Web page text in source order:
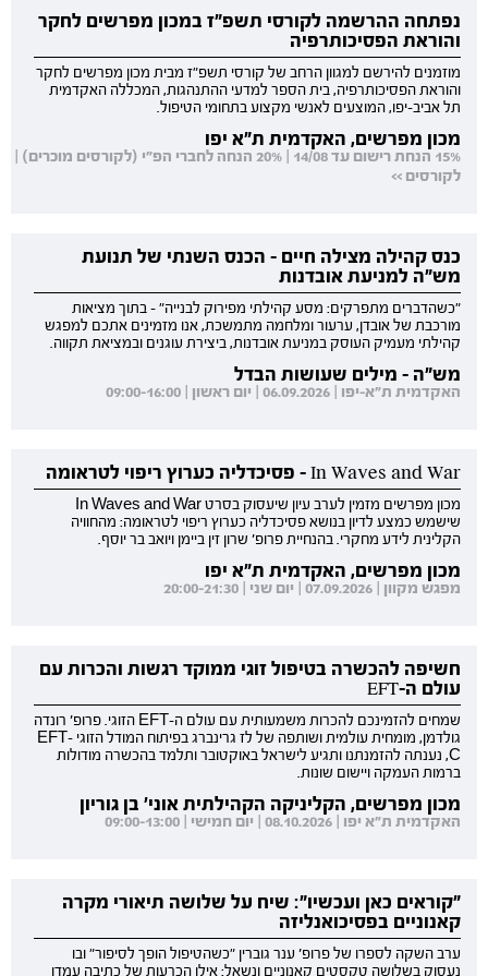
נפתחה ההרשמה לקורסי תשפ"ז במכון מפרשים לחקר
והוראת הפסיכותרפיה
מוזמנים להירשם למגוון הרחב של קורסי תשפ"ז מבית מכון מפרשים לחקר
והוראת הפסיכותרפיה, בית הספר למדעי ההתנהגות, המכללה האקדמית
תל אביב-יפו, המוצעים לאנשי מקצוע בתחומי הטיפול.
מכון מפרשים, האקדמית ת"א יפו
15% הנחת רישום עד 14/08 | 20% הנחה לחברי הפ"י (לקורסים מוכרים) |
לקורסים >>
כנס קהילה מצילה חיים - הכנס השנתי של תנועת
מש"ה למניעת אובדנות
"כשהדברים מתפרקים: מסע קהילתי מפירוק לבנייה" - בתוך מציאות
מורכבת של אובדן, ערעור ומלחמה מתמשכת, אנו מזמינים אתכם למפגש
קהילתי מעמיק העוסק במניעת אובדנות, ביצירת עוגנים ובמציאת תקווה.
מש"ה - מילים שעושות הבדל
האקדמית ת"א-יפו | 06.09.2026 | יום ראשון | 09:00-16:00
In Waves and War - פסיכדליה כערוץ ריפוי לטראומה
מכון מפרשים מזמין לערב עיון שיעסוק בסרט In Waves and War
שישמש כמצע לדיון בנושא פסיכדליה כערוץ ריפוי לטראומה: מהחוויה
הקלינית לידע מחקרי. בהנחיית פרופ' שרון זין ביימן ויואב בר יוסף.
מכון מפרשים, האקדמית ת"א יפו
מפגש מקוון | 07.09.2026 | יום שני | 20:00-21:30
חשיפה להכשרה בטיפול זוגי ממוקד רגשות והכרות עם
עולם ה-EFT
שמחים להזמינכם להכרות משמעותית עם עולם ה-EFT הזוגי. פרופ' רונדה
גולדמן, מומחית עולמית ושותפה של לז גרינברג בפיתוח המודל הזוגי EFT-
C, נענתה להזמנתנו ותגיע לישראל באוקטובר ותלמד בהכשרה מודולות
ברמות העמקה ויישום שונות.
מכון מפרשים, הקליניקה הקהילתית אוני' בן גוריון
האקדמית ת"א יפו | 08.10.2026 | יום חמישי | 09:00-13:00
"קוראים כאן ועכשיו": שיח על שלושה תיאורי מקרה
קאנוניים בפסיכואנליזה
ערב השקה לספרו של פרופ' ענר גוברין "כשהטיפול הופך לסיפור" ובו
נעסוק בשלושה טקסטים קאנוניים ונשאל: אילו הכרעות של כתיבה עמדו